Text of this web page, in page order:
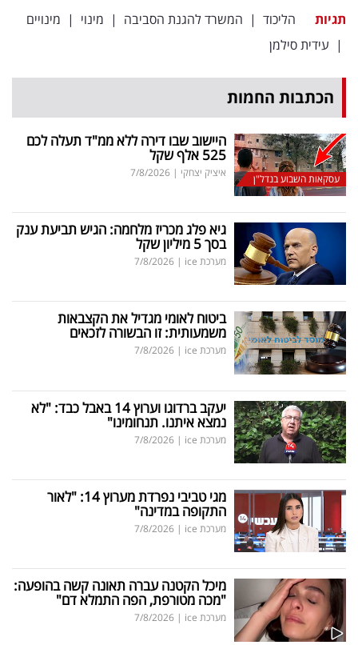
באייס
עקבו
אחרינו:
תגיות הליכוד | המשרד להגנת הסביבה | מינוי | מינויים
| עידית סילמן
הכתבות החמות
עסקאות השבוע בנדל"ן
היישוב שבו דירה ללא ממ"ד תעלה לכם
525 אלף שקל
איציק יצחקי |
7/8/2026
גיא פלג מכריז מלחמה: הגיש תביעת ענק
בסך 5 מיליון שקל
מערכת ice |
7/8/2026
ביטוח לאומי מגדיל את הקצבאות
משמעותית: זו הבשורה לזכאים
מערכת ice |
7/8/2026
יעקב ברדוגו וערוץ 14 באבל כבד: "לא
נמצא איתנו. תנחומינו"
מערכת ice |
7/8/2026
מגי טביבי נפרדת מערוץ 14: "לאור
התקופה במדינה"
מערכת ice |
7/8/2026
מיכל הקטנה עברה תאונה קשה בהופעה:
"מכה מטורפת, הפה התמלא דם"
מערכת ice |
7/8/2026